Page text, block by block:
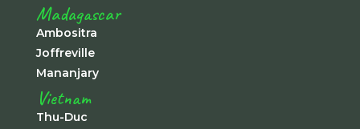
Madagascar
Ambositra
Joffreville
Mananjary
Vietnam
Thu-Duc